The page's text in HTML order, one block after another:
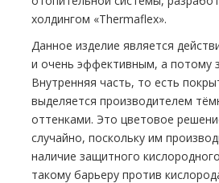
холдингом «Thermaflex».
Данное изделие является
и очень эффективным, а потому
Внутренняя часть, то есть
выделяется производителем
оттенками. Это цветовое
случайно, поскольку им
наличие защитного
такому барьеру против